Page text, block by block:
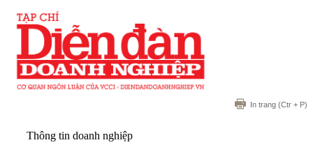
In trang (Ctr + P)
Thông tin doanh nghiệp